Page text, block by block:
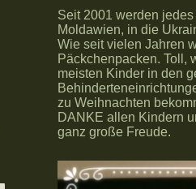
Seit 2001 werden
Moldawien, in die
Wie seit vielen Jahren
Päckchenpacken. Toll,
meisten Kinder in den
zu Weihnachten
DANKE allen Kindern
ganz große Freude.